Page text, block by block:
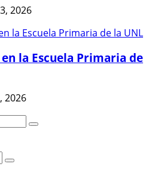
2026
la Escuela Primaria de
2026